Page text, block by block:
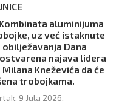
aluminijuma
uz već istaknute
Dana
najava lidera
Kneževića da će
trobojkama.
9 Jula 2026,